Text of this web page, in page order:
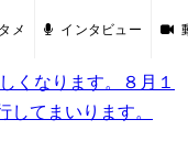
メ インタビュー
くなります。８月１
てまいります。